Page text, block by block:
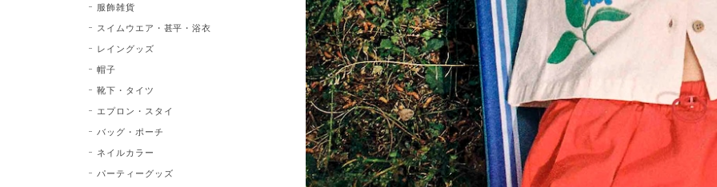
服飾雑貨
スイムウエア・甚平・浴衣
レイングッズ
帽子
靴下・タイツ
エプロン・スタイ
バッグ・ポーチ
ネイルカラー
パーティーグッズ